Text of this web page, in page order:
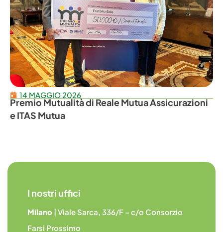
14 MAGGIO 2026
Premio Mutualità di Reale Mutua Assicurazioni
e ITAS Mutua
I nostri uffici
Milano | Viale Sarca, 336/F – c/o Consorzio
Farsi Prossimo